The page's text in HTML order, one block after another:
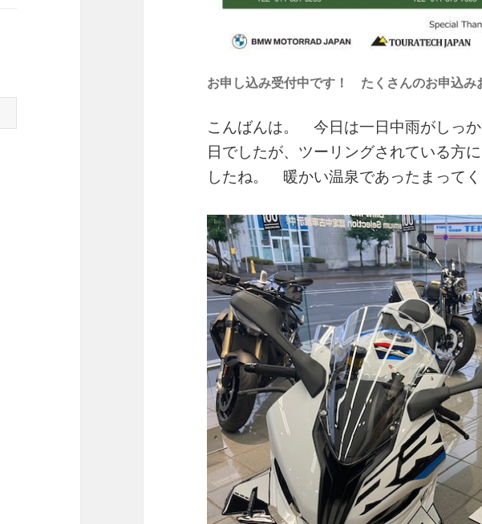
お申し込み受付中です！ たくさんのお申込み
こんばんは。 今日は一日中雨がしっ
日でしたが、ツーリングされている方
したね。 暖かい温泉であったまって